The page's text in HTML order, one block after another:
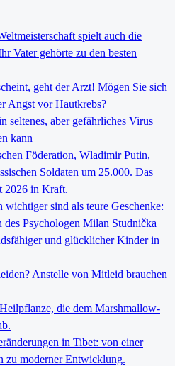
spielt auch die
Vater gehörte zu den besten
geht der Arzt! Mögen Sie sich
Angst vor Hautkrebs?
seltenes, aber gefährliches Virus
kann
Föderation, Wladimir Putin,
Soldaten um 25.000. Das
2026 in Kraft.
sind als teure Geschenke:
Psychologen Milan Studnička
und glücklicher Kinder in
Anstelle von Mitleid brauchen
die dem Marshmallow-
in Tibet: von einer
zu moderner Entwicklung.